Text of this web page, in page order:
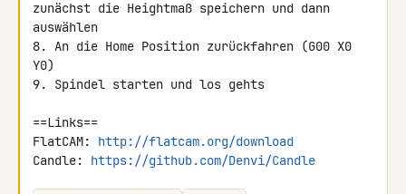
zunächst die Heightmaß speichern und dann
auswählen
8. An die Home Position zurückfahren (G00 X0
Y0)
9. Spindel starten und los gehts
==Links==
FlatCAM: http://flatcam.org/download
Candle: https://github.com/Denvi/Candle